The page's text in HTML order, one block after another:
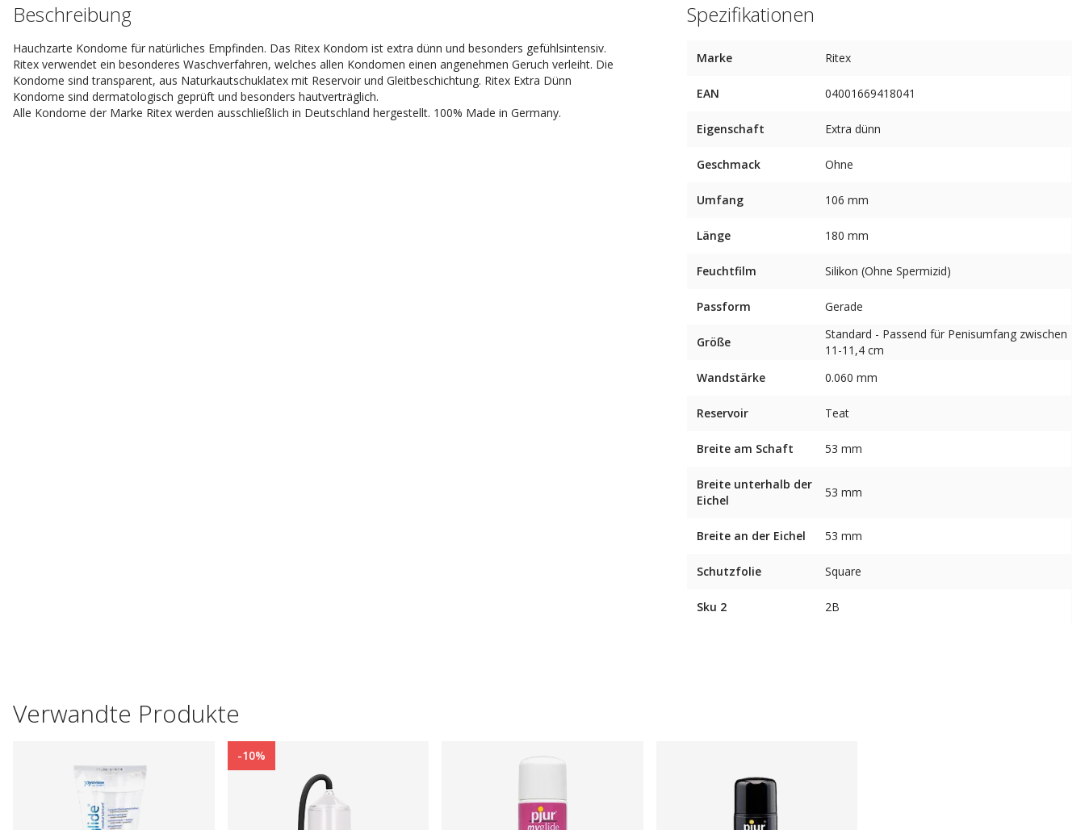
Beschreibung
Hauchzarte Kondome für natürliches Empfinden. Das Ritex Kondom ist extra dünn und besonders gefühlsintensiv.
Ritex verwendet ein besonderes Waschverfahren, welches allen Kondomen einen angenehmen Geruch verleiht. Die
Kondome sind transparent, aus Naturkautschuklatex mit Reservoir und Gleitbeschichtung. Ritex Extra Dünn
Kondome sind dermatologisch geprüft und besonders hautverträglich.
Alle Kondome der Marke Ritex werden ausschließlich in Deutschland hergestellt. 100% Made in Germany.
Spezifikationen
Marke Ritex
EAN 04001669418041
Eigenschaft Extra dünn
Geschmack Ohne
Umfang 106 mm
Länge 180 mm
Feuchtfilm Silikon (Ohne Spermizid)
Passform Gerade
Größe
Standard - Passend für Penisumfang zwischen
11-11,4 cm
Wandstärke
0.060 mm
Reservoir Teat
Breite am Schaft 53 mm
Breite unterhalb der
Eichel
53 mm
Breite an der Eichel 53 mm
Schutzfolie Square
Sku 2 2B
Verwandte Produkte
-10%